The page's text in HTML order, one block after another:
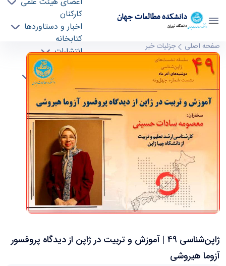
دانشکده مطالعات جهان
دانشگاه تهران
کارکنان
اخبار و دستاوردها
کتابخانه
انتشارات
گروه آموزشی
درباره دانشکده
ژاپن‌شناسی 49 | آموزش و تربیت در ژاپن از دیدگاه
پروفسور آزوما هیروشی - دانشکده مطالعات جهان
fws
صفحه اصلی جزئیات خبر
ژاپن‌شناسی 49 | آموزش و تربیت در ژاپن از دیدگاه پروفسور
آزوما هیروشی